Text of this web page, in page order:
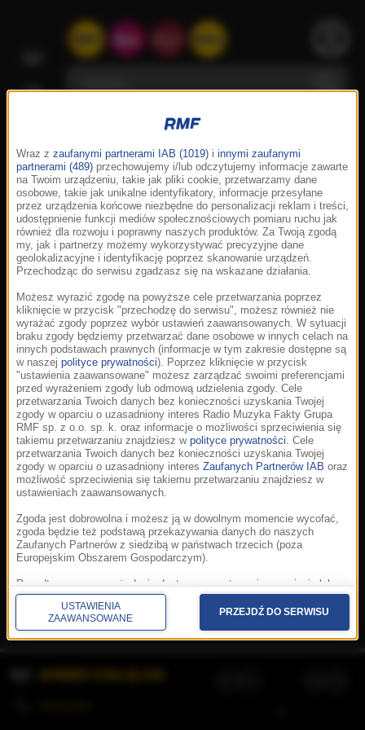
Korzystanie z portalu oznacza akceptację
Prywatność.Aplikacje.© 2026 Radio Muzyka
Fakty Grupa RMF sp. z o.o. sp. k.
Wraz z zaufanymi partnerami IAB (1019) i innymi zaufanymi
partnerami (489) przechowujemy i/lub odczytujemy informacje zawarte
na Twoim urządzeniu, takie jak pliki cookie, przetwarzamy dane
osobowe, takie jak unikalne identyfikatory, informacje przesyłane
przez urządzenia końcowe niezbędne do personalizacji reklam i treści,
udostępnienie funkcji mediów społecznościowych pomiaru ruchu jak
również dla rozwoju i poprawny naszych produktów. Za Twoją zgodą
my, jak i partnerzy możemy wykorzystywać precyzyjne dane
geolokalizacyjne i identyfikację poprzez skanowanie urządzeń.
Przechodząc do serwisu zgadzasz się na wskazane działania.
Możesz wyrazić zgodę na powyższe cele przetwarzania poprzez
kliknięcie w przycisk "przechodzę do serwisu", możesz również nie
wyrażać zgody poprzez wybór ustawień zaawansowanych. W sytuacji
braku zgody będziemy przetwarzać dane osobowe w innych celach na
innych podstawach prawnych (informacje w tym zakresie dostępne są
w naszej polityce prywatności). Poprzez kliknięcie w przycisk
"ustawienia zaawansowane" możesz zarządzać swoimi preferencjami
przed wyrażeniem zgody lub odmową udzielenia zgody. Cele
przetwarzania Twoich danych bez konieczności uzyskania Twojej
zgody w oparciu o uzasadniony interes Radio Muzyka Fakty Grupa
RMF sp. z o.o. sp. k. oraz informacje o możliwości sprzeciwienia się
takiemu przetwarzaniu znajdziesz w polityce prywatności. Cele
przetwarzania Twoich danych bez konieczności uzyskania Twojej
zgody w oparciu o uzasadniony interes Zaufanych Partnerów IAB oraz
możliwość sprzeciwienia się takiemu przetwarzaniu znajdziesz w
ustawieniach zaawansowanych.
Zgoda jest dobrowolna i możesz ją w dowolnym momencie wycofać,
zgoda będzie też podstawą przekazywania danych do naszych
Zaufanych Partnerów z siedzibą w państwach trzecich (poza
Europejskim Obszarem Gospodarczym).
Ponadto masz prawo żądania dostępu, sprostowania, usunięcia lub
ograniczenia przetwarzania danych, a także złożenia skargi do
Prezesa Urzędu Ochrony Danych Osobowych. W polityce prywatności
znajdziesz informacje jak wykonać swoje prawa. Szczegółowe
informacje na temat przetwarzania Twoich danych znajdują się w
USTAWIENIA
ZAAWANSOWANE
PRZEJDŹ DO SERWISU